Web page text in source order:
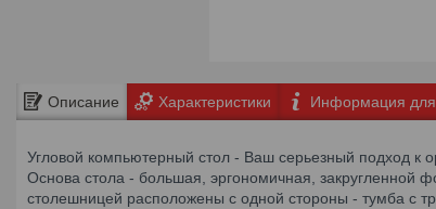
Описание Характеристики Информация для
Угловой компьютерный стол - Ваш серьезный подход к
Основа стола - большая, эргономичная,
столешницей расположены c одной стороны - тумба с